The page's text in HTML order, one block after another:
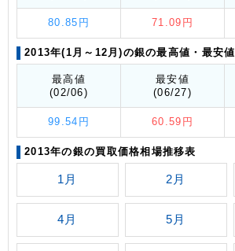
80.85円 71.09円
2013年(1月～12月)の銀の最高値 ・最安値
最高値
(02/06)
最安値
(06/27)
99.54円 60.59円
2013年の銀の買取価格相場推移表
1月 2月
4月 5月